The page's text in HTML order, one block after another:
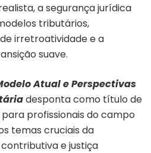
a segurança jurídica
tributários,
irretroatividade e a
suave.
Atual e Perspectivas
desponta como título de
profissionais do campo
temas cruciais da
e justiça